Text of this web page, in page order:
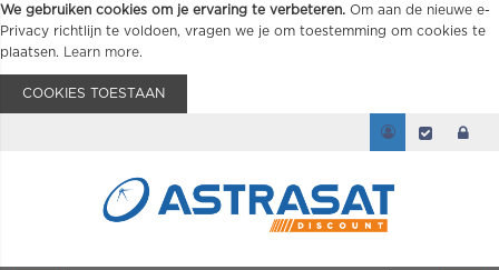
We gebruiken cookies om je ervaring te verbeteren. Om aan de nieuwe e-
Privacy richtlijn te voldoen, vragen we je om toestemming om cookies te
plaatsen.
Learn more.
COOKIES TOESTAAN